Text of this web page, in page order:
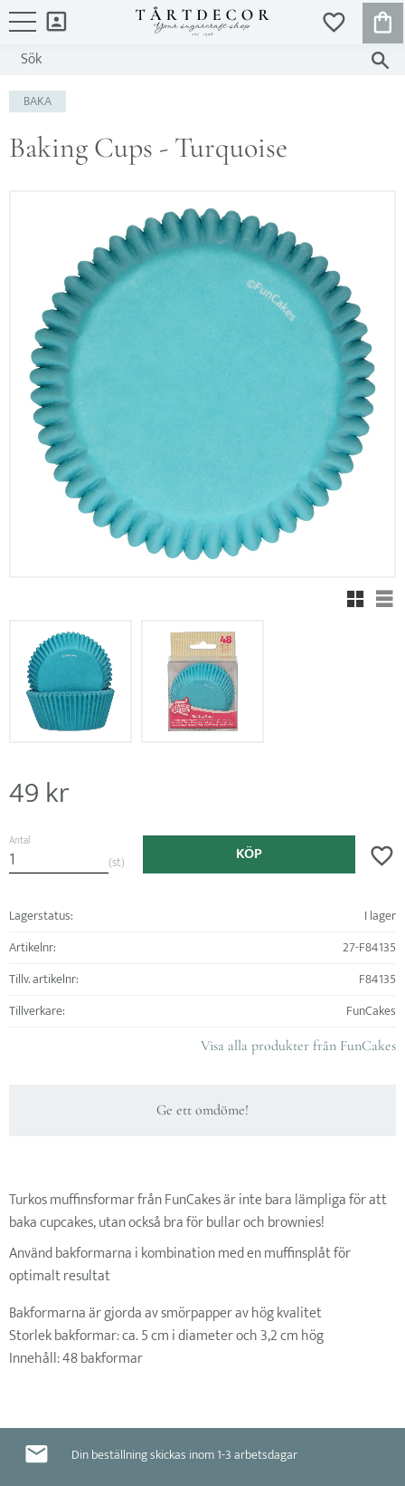
FAVORITER
BAKA
Baking Cups - Turquoise
49kr
Antal
st KÖP
Lagerstatus
I lager
Artikelnr
27-F84135
Tillv. artikelnr
F84135
Tillverkare
FunCakes
Visa alla produkter från FunCakes
Ge ett omdöme!
Turkos muffinsformar från FunCakes är inte bara lämpliga för att
baka cupcakes, utan också bra för bullar och brownies!
Använd bakformarna i kombination med en muffinsplåt för
optimalt resultat
Bakformarna är gjorda av smörpapper av hög kvalitet
Storlek bakformar: ca. 5 cm i diameter och 3,2 cm hög
Innehåll: 48 bakformar
Din beställning skickas inom 1-3 arbetsdagar